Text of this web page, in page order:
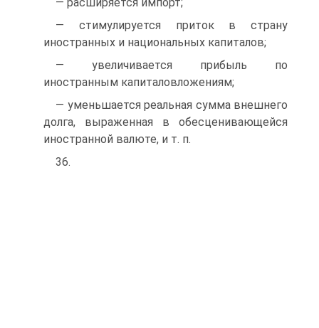
— стимулируется приток в страну
иностранных и национальных капиталов;
— увеличивается прибыль по
иностранным капиталовложениям;
— уменьшается реальная сумма внешнего
долга, выраженная в обесценивающейся
иностранной валюте, и т. п.
36.